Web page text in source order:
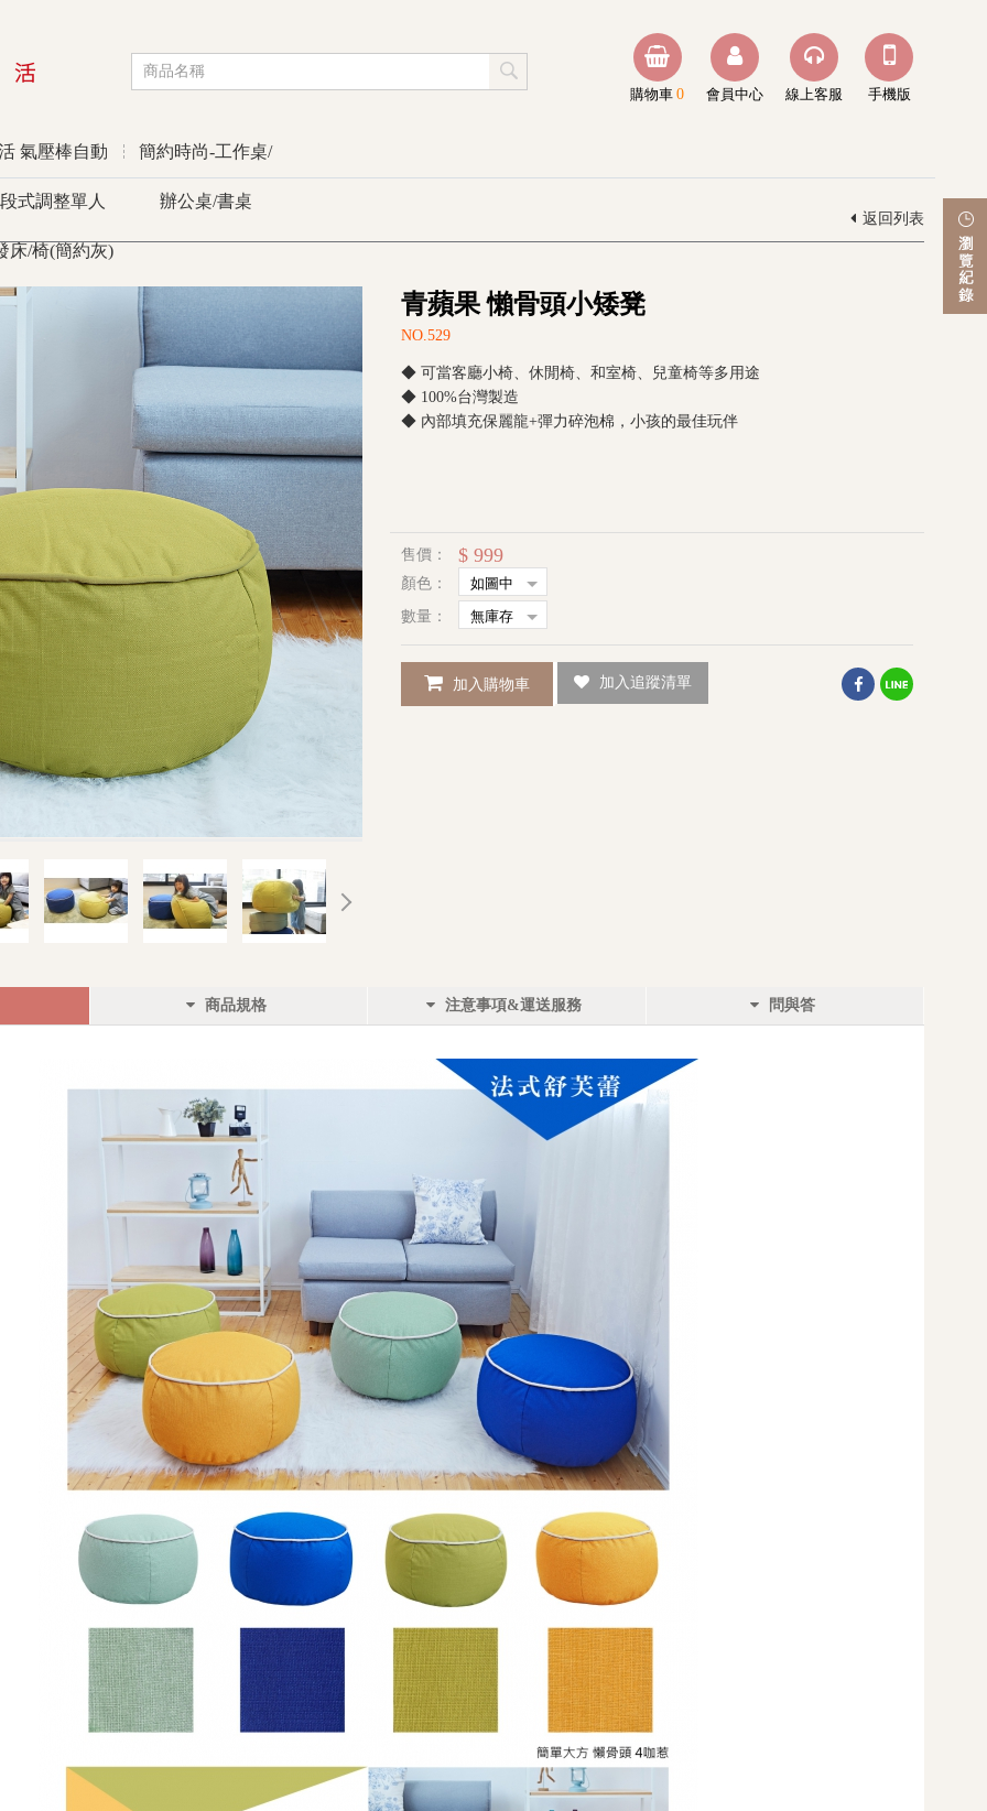
手機版
線上客服
會員中心
購物車 0
氣壓棒自動
式調整單人
床/椅(簡約灰)
優惠活動
簡約時尚-工作桌/
辦公桌/書桌
返回列表
青蘋果 懶骨頭小矮凳
NO.529
◆ 可當客廳小椅、休閒椅、和室椅、兒童椅等多用途
◆ 100%台灣製造
◆ 內部填充保麗龍+彈力碎泡棉，小孩的最佳玩伴
售價： $ 999
顏色：
數量：
加入購物車 加入追蹤清單
商品規格 注意事項&運送服務 問與答